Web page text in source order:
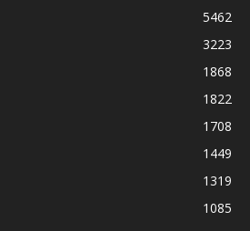
5462
3223
1868
1822
1708
1449
1319
1085